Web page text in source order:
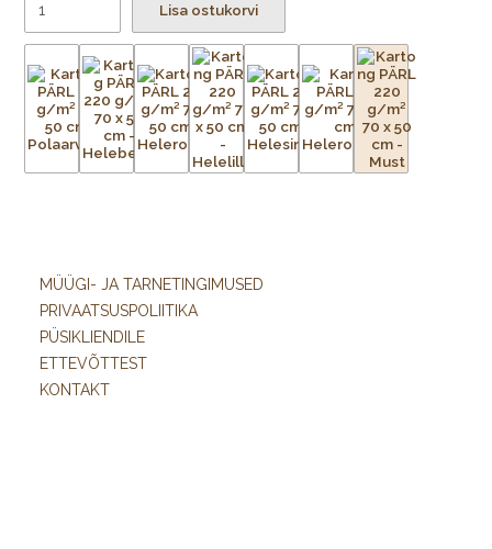
Lisa ostukorvi
MÜÜGI- JA TARNETINGIMUSED
PRIVAATSUSPOLIITIKA
PÜSIKLIENDILE
ETTEVÕTTEST
KONTAKT